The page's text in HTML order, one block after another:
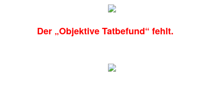
Der „Objektive Tatbefund“ fehlt.